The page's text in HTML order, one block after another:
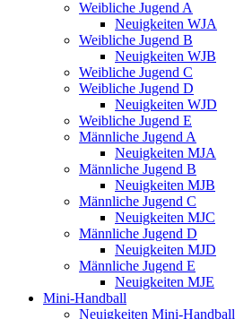
Weibliche Jugend A
Neuigkeiten WJA
Weibliche Jugend B
Neuigkeiten WJB
Weibliche Jugend C
Weibliche Jugend D
Neuigkeiten WJD
Weibliche Jugend E
Männliche Jugend A
Neuigkeiten MJA
Männliche Jugend B
Neuigkeiten MJB
Männliche Jugend C
Neuigkeiten MJC
Männliche Jugend D
Neuigkeiten MJD
Männliche Jugend E
Neuigkeiten MJE
Mini-Handball
Neuigkeiten Mini-Handball